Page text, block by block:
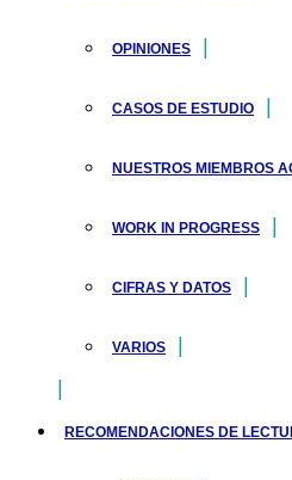
OPINIONES
CASOS DE ESTUDIO
NUESTROS MIEMBROS
WORK IN PROGRESS
CIFRAS Y DATOS
VARIOS
RECOMENDACIONES DE